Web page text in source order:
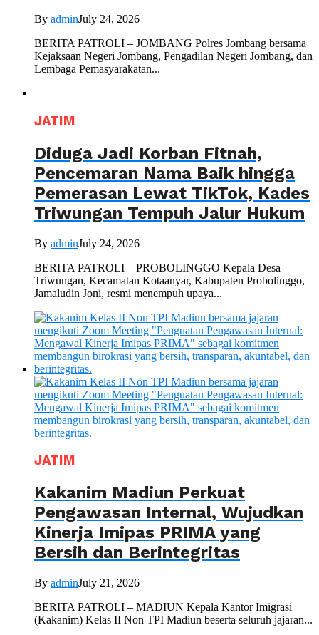
By adminJuly 24, 2026
BERITA PATROLI – JOMBANG Polres Jombang bersama
Kejaksaan Negeri Jombang, Pengadilan Negeri Jombang, dan
Lembaga Pemasyarakatan...
JATIM
Diduga Jadi Korban Fitnah,
Pencemaran Nama Baik hingga
Pemerasan Lewat TikTok, Kades
Triwungan Tempuh Jalur Hukum
By adminJuly 24, 2026
BERITA PATROLI – PROBOLINGGO Kepala Desa
Triwungan, Kecamatan Kotaanyar, Kabupaten Probolinggo,
Jamaludin Joni, resmi menempuh upaya...
JATIM
Kakanim Madiun Perkuat
Pengawasan Internal, Wujudkan
Kinerja Imipas PRIMA yang
Bersih dan Berintegritas
By adminJuly 21, 2026
BERITA PATROLI – MADIUN Kepala Kantor Imigrasi
(Kakanim) Kelas II Non TPI Madiun beserta seluruh jajaran...